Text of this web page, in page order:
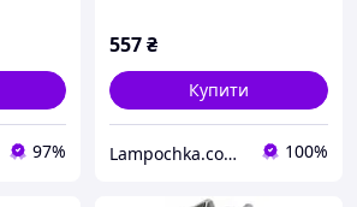
97%
557₴
Купити
Lampochka.com.ua 100%